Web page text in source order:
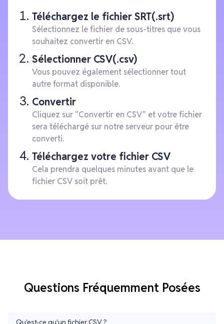
Téléchargez le fichier SRT(.srt)
Sélectionnez le fichier de sous-titres que vous
souhaitez convertir en CSV.
Sélectionner CSV(.csv)
Vous pouvez également sélectionner tout
autre format disponible.
Convertir
Cliquez sur "Convertir en CSV" et votre fichier
sera téléchargé sur notre serveur pour être
converti.
Téléchargez votre fichier CSV
Cela prendra quelques minutes avant que le
fichier CSV soit prêt.
Questions Fréquemment Posées
Qu'est-ce qu'un fichier CSV ?